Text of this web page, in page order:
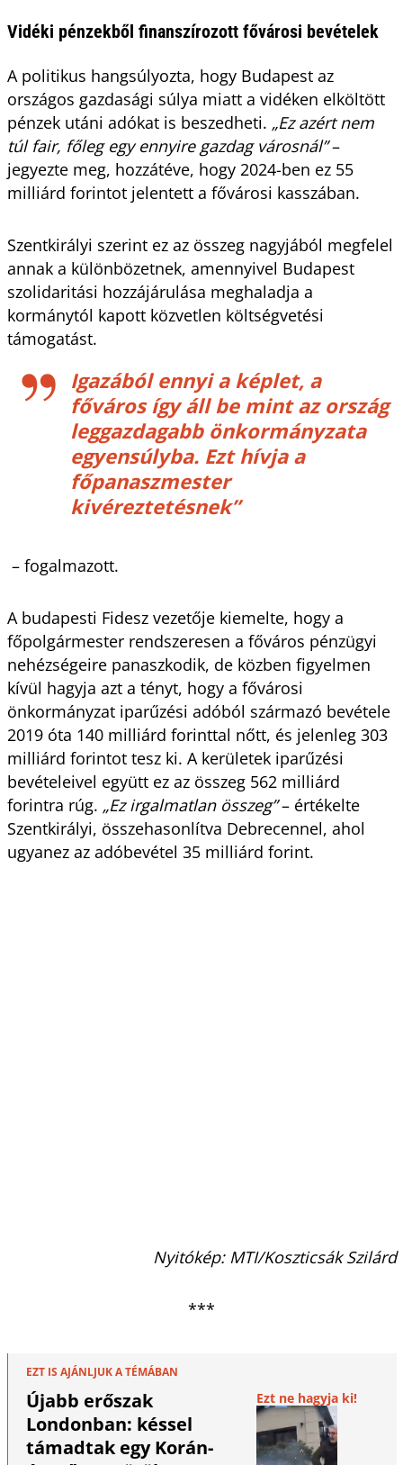
Vidéki pénzekből finanszírozott fővárosi bevételek
A politikus hangsúlyozta, hogy Budapest az
országos gazdasági súlya miatt a vidéken elköltött
pénzek utáni adókat is beszedheti. „Ez azért nem
túl fair, főleg egy ennyire gazdag városnál”–
jegyezte meg, hozzátéve, hogy 2024-ben ez 55
milliárd forintot jelentett a fővárosi kasszában.
Szentkirályi szerint ez az összeg nagyjából megfelel
annak a különbözetnek, amennyivel Budapest
szolidaritási hozzájárulása meghaladja a
kormánytól kapott közvetlen költségvetési
támogatást.
Igazából ennyi a képlet, a
főváros így áll be mint az ország
leggazdagabb önkormányzata
egyensúlyba. Ezt hívja a
főpanaszmester
kivéreztetésnek”
– fogalmazott.
A budapesti Fidesz vezetője kiemelte, hogy a
főpolgármester rendszeresen a főváros pénzügyi
nehézségeire panaszkodik, de közben figyelmen
kívül hagyja azt a tényt, hogy a fővárosi
önkormányzat iparűzési adóból származó bevétele
2019 óta 140 milliárd forinttal nőtt, és jelenleg 303
milliárd forintot tesz ki. A kerületek iparűzési
bevételeivel együtt ez az összeg 562 milliárd
forintra rúg. „Ez irgalmatlan összeg”– értékelte
Szentkirályi, összehasonlítva Debrecennel, ahol
ugyanez az adóbevétel 35 milliárd forint.
Nyitókép: MTI/Koszticsák Szilárd
***
EZT IS AJÁNLJUK A TÉMÁBAN
Újabb erőszak
Londonban: késsel
támadtak egy Korán-
Ezt ne hagyja ki!